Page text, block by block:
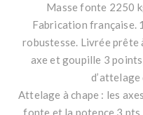
Masse fonte 2250
Fabrication française.
robustesse. Livrée prête
axe et goupille 3
Attelage à chape : les